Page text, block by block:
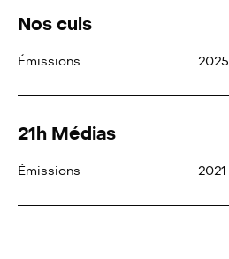
Nos culs
Émissions 2025
21h Médias
Émissions 2021